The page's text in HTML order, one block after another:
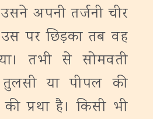
अपनी तर्जनी चीर
पर छिड़का तब वह
तभी से सोमवती
तुलसी या पीपल की
की प्रथा है। किसी भी